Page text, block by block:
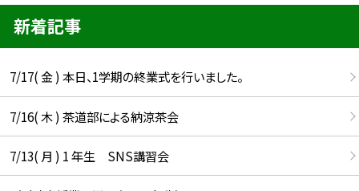
新着記事
7/17( 金 ) 本日、1学期の終業式を行いました。
7/16( 木 ) 茶道部による納涼茶会
7/13( 月 ) 1 年生 SNS講習会